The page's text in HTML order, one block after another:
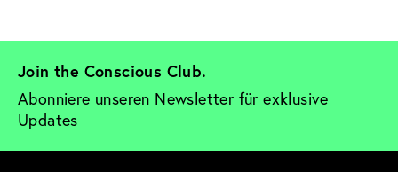
Join the Conscious Club.
Abonniere unseren Newsletter für exklusive
Updates